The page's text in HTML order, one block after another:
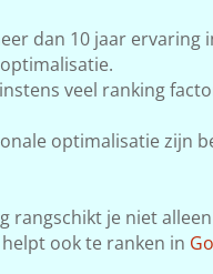
dan 10 jaar ervaring
veel ranking
optimalisatie zijn
rangschikt je niet
ook te ranken in